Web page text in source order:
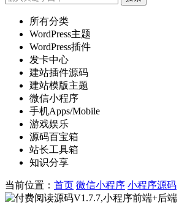
所有分类
WordPress主题
WordPress插件
发卡中心
建站插件源码
建站模版主题
微信小程序
手机Apps/Mobile
游戏娱乐
源码百宝箱
站长工具箱
知识分享
当前位置： 首页 微信小程序 小程序源码